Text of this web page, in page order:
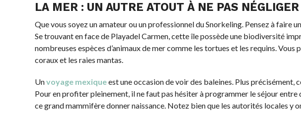
LA MER : UN AUTRE ATOUT À NE PAS
Que vous soyez un amateur ou un professionnel du Snorkeling. Pensez à faire
Se trouvant en face de Playadel Carmen, cette île possède une biodiversité
nombreuses espèces d’animaux de mer comme les tortues et les requins.
coraux et les raies mantas.
Unvoyage mexiqueest une occasion de voir des baleines. Plus précisément,
Pour en profiter pleinement, il ne faut pas hésiter à programmer le séjour
ce grand mammifère donner naissance. Notez bien que les autorités locales y